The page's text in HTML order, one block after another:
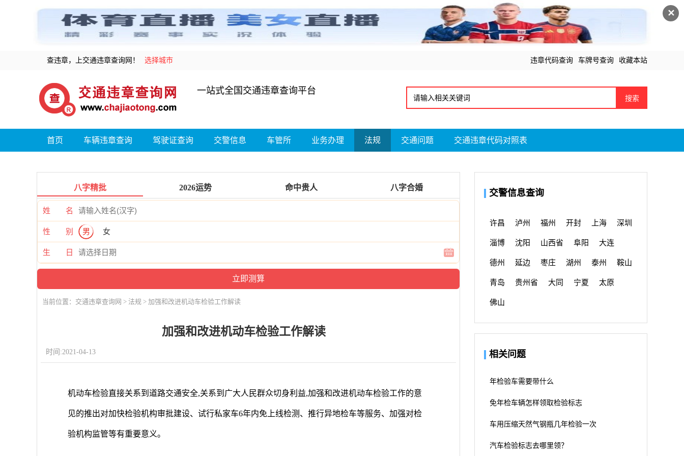
✕
查违章，上交通违章查询网！ 选择城市 违章代码查询 车牌号查询 收藏本站
一站式全国交通违章查询平台
搜索
首页 车辆违章查询 驾驶证查询 交警信息 车管所 业务办理 法规 交通问题 交通违章代码对照表
八字精批 2026运势 命中贵人 八字合婚
姓 名
性 别 男 女
生 日
当前位置： 交通违章查询网 > 法规 > 加强和改进机动车检验工作解读
加强和改进机动车检验工作解读
时间:2021-04-13
机动车检验直接关系到道路交通安全,关系到广大人民群众切身利益,加强和改进机动车检验工作的意
见的推出对加快检验机构审批建设、试行私家车6年内免上线检测、推行异地检车等服务、加强对检
验机构监管等有重要意义。
交警信息查询
许昌 泸州 福州 开封 上海 深圳
淄博 沈阳 山西省 阜阳 大连
德州 延边 枣庄 湖州 泰州 鞍山
青岛 贵州省 大同 宁夏 太原
佛山
相关问题
年检验车需要带什么
免年检车辆怎样领取检验标志
车用压缩天然气钢瓶几年检验一次
汽车检验标志去哪里领？